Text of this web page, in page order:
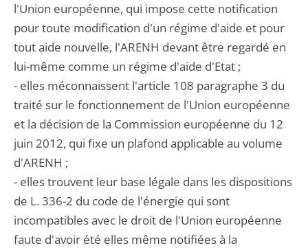
l'Union européenne, qui impose cette notification
pour toute modification d'un régime d'aide et pour
tout aide nouvelle, l'ARENH devant être regardé en
lui-même comme un régime d'aide d'Etat ;
- elles méconnaissent l'article 108 paragraphe 3 du
traité sur le fonctionnement de l'Union européenne
et la décision de la Commission européenne du 12
juin 2012, qui fixe un plafond applicable au volume
d'ARENH ;
- elles trouvent leur base légale dans les dispositions
de L. 336-2 du code de l'énergie qui sont
incompatibles avec le droit de l'Union européenne
faute d'avoir été elles même notifiées à la